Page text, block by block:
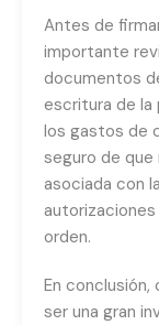
Antes de
importante
documentos
escritura de la
los gastos de
seguro de que
asociada con
orden.
En conclusión,
ser una gran